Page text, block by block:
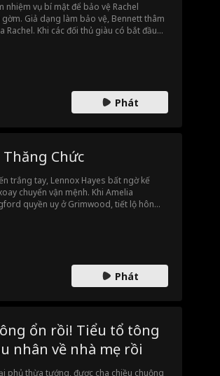
nhiệm vụ bí mật để bảo vệ Rachel
Giả dạng làm bảo vệ, Bennett thâm
Rachel. Khi các đối thủ giàu có bắt đầu
Phát
Chức
trắng tay, Lennox Hayes bất ngờ kế
chuyển vận mệnh. Khi Amelia
quyền uy ở Grimwood, tiết lộ hôn
Phát
ổn rồi! Tiểu tổ tông
nhân về nhà mẹ rồi
phủ thừa tướng, được cha chiều chuộng